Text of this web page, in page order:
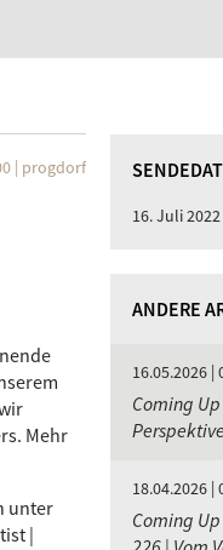
| progdorf
Mehr
unter
|
16. Juli
ANDERE
16.05.2026 |
Coming
18.04.2026 |
Coming Up